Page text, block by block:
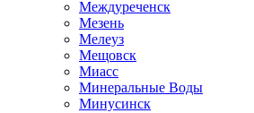
Междуреченск
Мезень
Мелеуз
Мещовск
Миасс
Минеральные Воды
Минусинск